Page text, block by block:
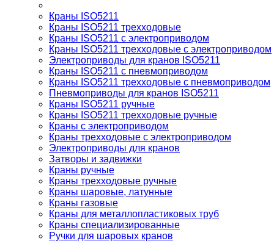
Краны ISO5211
Краны ISO5211 трехходовые
Краны ISO5211 с электроприводом
Краны ISO5211 трехходовые с электроприводом
Электроприводы для кранов ISO5211
Краны ISO5211 с пневмоприводом
Краны ISO5211 трехходовые с пневмоприводом
Пневмоприводы для кранов ISO5211
Краны ISO5211 ручные
Краны ISO5211 трехходовые ручные
Краны с электроприводом
Краны трехходовые с электроприводом
Электроприводы для кранов
Затворы и задвижки
Краны ручные
Краны трехходовые ручные
Краны шаровые, латунные
Краны газовые
Краны для металлопластиковых труб
Краны специализированные
Ручки для шаровых кранов